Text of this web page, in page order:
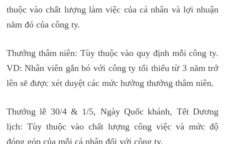
thuộc vào chất lượng làm việc của cá nhân và lợi nhuận
năm đó của công ty.
Thưởng thâm niên: Tùy thuộc vào quy định mỗi công ty.
VD: Nhân viên gắn bó với công ty tối thiểu từ 3 năm trở
lên sẽ được xét duyệt các mức hưởng thưởng thâm niên.
Thưởng lễ 30/4 & 1/5, Ngày Quốc khánh, Tết Dương
lịch: Tùy thuộc vào chất lượng công việc và mức độ
đóng góp của mỗi cá nhân đối với công ty.